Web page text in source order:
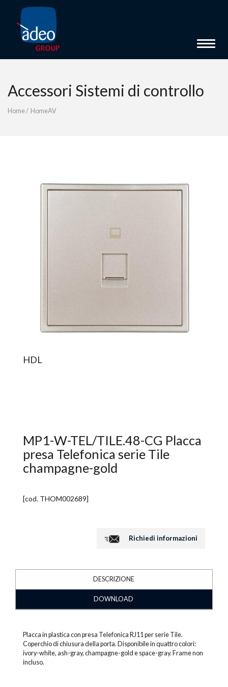
Toggle
Accessori Sistemi di controllo
Home/ HomeAV
HDL
MP1-W-TEL/TILE.48-CG Placca
presa Telefonica serie Tile
champagne-gold
[cod. THOM002689]
Richiedi informazioni
DESCRIZIONE
DOWNLOAD
Placca in plastica con presa Telefonica RJ11 per serie Tile.
Coperchio di chiusura della porta. Disponibile in quattro colori:
ivory-white, ash-gray, champagne-gold e space-gray. Frame non
incluso.